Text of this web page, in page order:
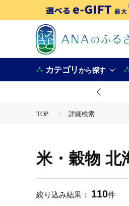
カテゴリから探す
TOP 詳細検索
米・穀物 北
絞り込み結果： 110件